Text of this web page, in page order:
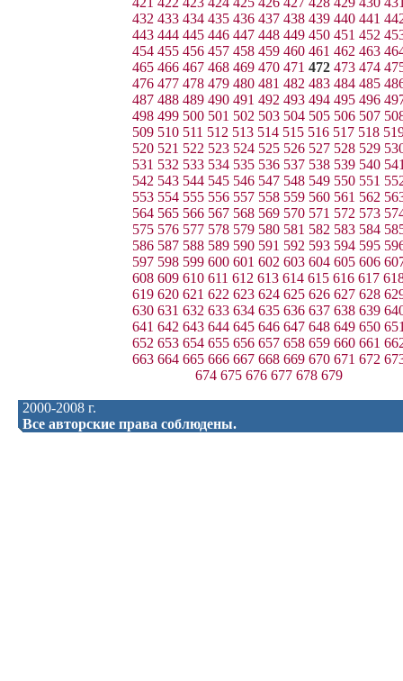
432 433 434 435 436 437 438 439 440 441
443 444 445 446 447 448 449 450 451 452
454 455 456 457 458 459 460 461 462 463
465 466 467 468 469 470 471 472 473 474
476 477 478 479 480 481 482 483 484 485
487 488 489 490 491 492 493 494 495 496
498 499 500 501 502 503 504 505 506 507
509 510 511 512 513 514 515 516 517 518
520 521 522 523 524 525 526 527 528 529
531 532 533 534 535 536 537 538 539 540
542 543 544 545 546 547 548 549 550 551
553 554 555 556 557 558 559 560 561 562
564 565 566 567 568 569 570 571 572 573
575 576 577 578 579 580 581 582 583 584
586 587 588 589 590 591 592 593 594 595
597 598 599 600 601 602 603 604 605 606
608 609 610 611 612 613 614 615 616 617
619 620 621 622 623 624 625 626 627 628
630 631 632 633 634 635 636 637 638 639
641 642 643 644 645 646 647 648 649 650
652 653 654 655 656 657 658 659 660 661
663 664 665 666 667 668 669 670 671 672
674 675 676 677 678 679
2000-2008 г.
Все авторские права соблюдены.